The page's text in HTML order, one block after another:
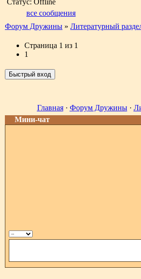
Статус: Offline
все сообщения
Форум Дружины » Литературный
Страница 1 из 1
1
Главная· Форум Дружины·
Мини-чат